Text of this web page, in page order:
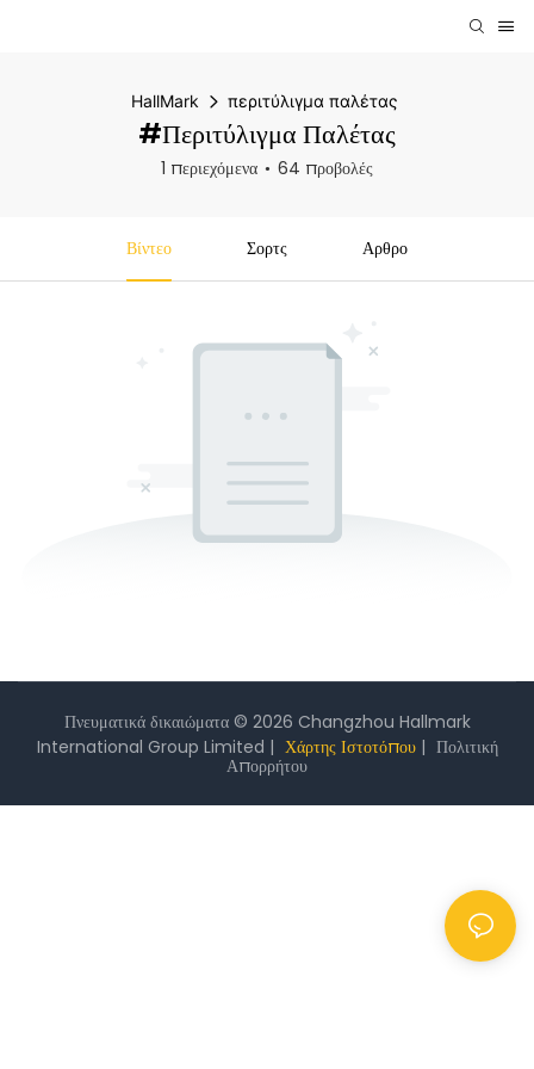
HallMark περιτύλιγμα παλέτας
#περιτύλιγμα Παλέτας
1 περιεχόμενα 64 προβολές
Βίντεο Σορτς Αρθρο
Πνευματικά δικαιώματα © 2026 Changzhou Hallmark
International Group Limited | Χάρτης Ιστοτόπου | Πολιτική
Απορρήτου